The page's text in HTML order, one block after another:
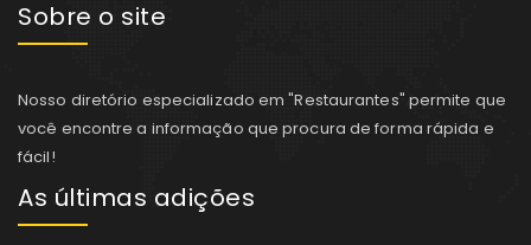
Sobre o site
Nosso diretório especializado em "Restaurantes" permite que
você encontre a informação que procura de forma rápida e
fácil!
As últimas adições